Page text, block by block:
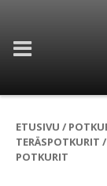
ETUSIVU /
TERÄSPOTKURIT /
POTKURIT